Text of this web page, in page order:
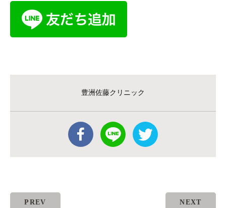
豊洲佐藤クリニック
PREV NEXT